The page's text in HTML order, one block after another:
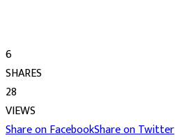
6
SHARES
28
VIEWS
Share on FacebookShare on Twitter